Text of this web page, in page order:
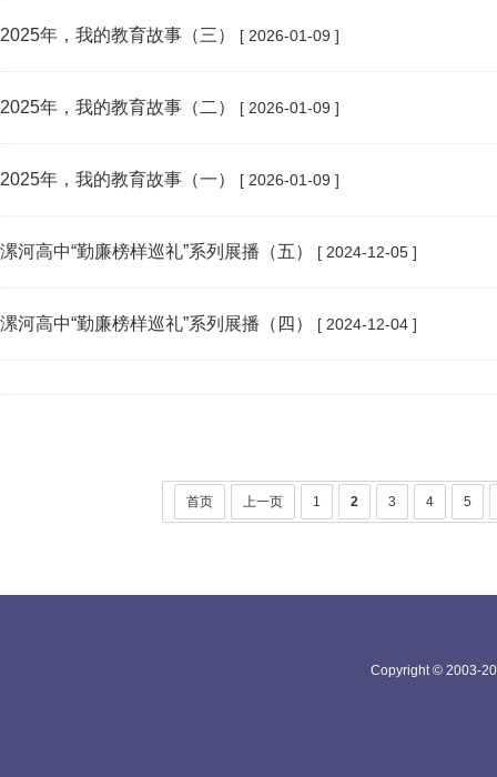
2025年，我的教育故事（三） [ 2026-01-09 ]
2025年，我的教育故事（二） [ 2026-01-09 ]
2025年，我的教育故事（一） [ 2026-01-09 ]
漯河高中“勤廉榜样巡礼”系列展播（五） [ 2024-12-05 ]
漯河高中“勤廉榜样巡礼”系列展播（四） [ 2024-12-04 ]
首页 上一页 1 2 3 4 5
Copyright © 2003-